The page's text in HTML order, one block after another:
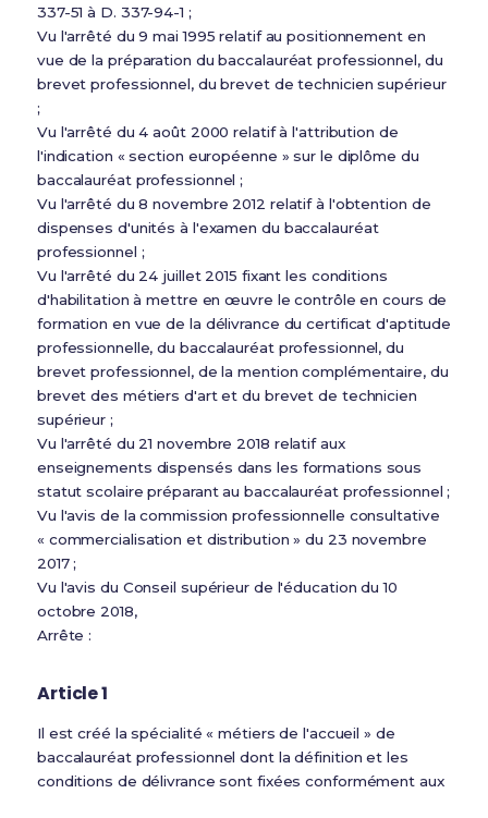
337-51 à D. 337-94-1 ;
Vu l'arrêté du 9 mai 1995 relatif au positionnement en
vue de la préparation du baccalauréat professionnel, du
brevet professionnel, du brevet de technicien supérieur
;
Vu l'arrêté du 4 août 2000 relatif à l'attribution de
l'indication « section européenne » sur le diplôme du
baccalauréat professionnel ;
Vu l'arrêté du 8 novembre 2012 relatif à l'obtention de
dispenses d'unités à l'examen du baccalauréat
professionnel ;
Vu l'arrêté du 24 juillet 2015 fixant les conditions
d'habilitation à mettre en œuvre le contrôle en cours de
formation en vue de la délivrance du certificat d'aptitude
professionnelle, du baccalauréat professionnel, du
brevet professionnel, de la mention complémentaire, du
brevet des métiers d'art et du brevet de technicien
supérieur ;
Vu l'arrêté du 21 novembre 2018 relatif aux
enseignements dispensés dans les formations sous
statut scolaire préparant au baccalauréat professionnel ;
Vu l'avis de la commission professionnelle consultative
« commercialisation et distribution » du 23 novembre
2017 ;
Vu l'avis du Conseil supérieur de l'éducation du 10
octobre 2018,
Arrête :
Article 1
Il est créé la spécialité « métiers de l'accueil » de
baccalauréat professionnel dont la définition et les
conditions de délivrance sont fixées conformément aux